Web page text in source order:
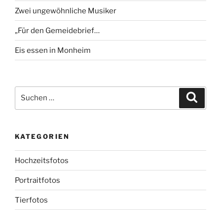
Zwei ungewöhnliche Musiker
„Für den Gemeidebrief…
Eis essen in Monheim
nach:
KATEGORIEN
Hochzeitsfotos
Portraitfotos
Tierfotos